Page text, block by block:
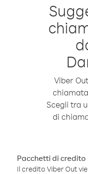
Viber
Scegli tra
di
Pacchetti di credito
Il credito Viber Out